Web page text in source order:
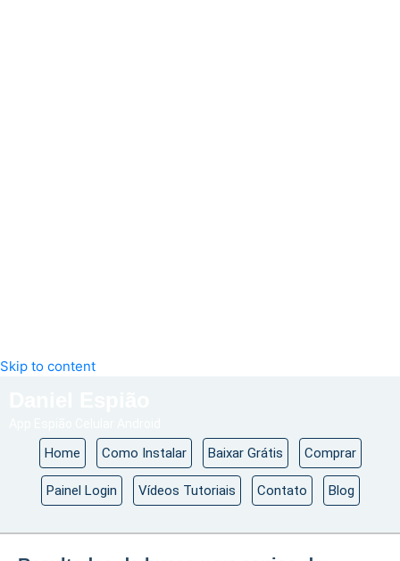
Skip to content
Home Como Instalar Baixar Grátis Comprar
Painel Login Vídeos Tutoriais Contato Blog